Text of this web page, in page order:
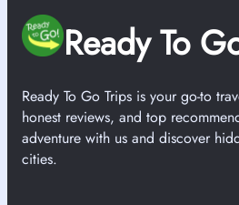
Ready To
Ready To Go Trips is your go-to
honest reviews, and top
adventure with us and discover
cities.